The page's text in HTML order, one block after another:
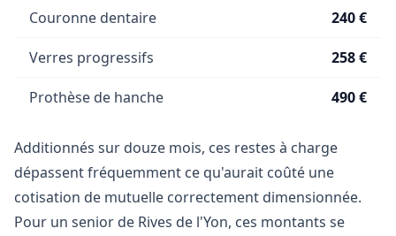
Couronne dentaire 240 €
Verres progressifs 258 €
Prothèse de hanche 490 €
Additionnés sur douze mois, ces restes à charge
dépassent fréquemment ce qu'aurait coûté une
cotisation de mutuelle correctement dimensionnée.
Pour un senior de Rives de l'Yon, ces montants se